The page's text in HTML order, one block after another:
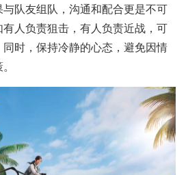
队友组队，沟通和配合更是不可
人负责狙击，有人负责近战，可
时，保持冷静的心态，避免因情